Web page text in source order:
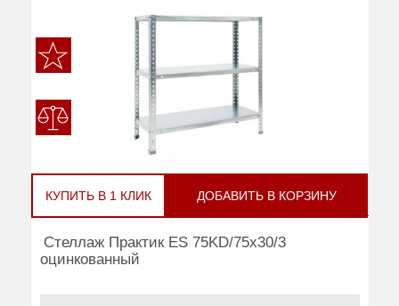
КУПИТЬ В 1 КЛИК ДОБАВИТЬ В КОРЗИНУ
Стеллаж Практик ES 75KD/75x30/3
оцинкованный